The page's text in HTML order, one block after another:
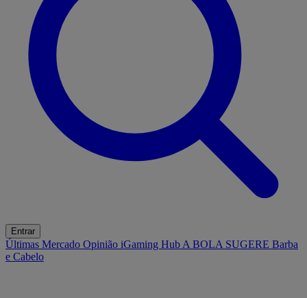
Entrar
Últimas Mercado Opinião iGaming Hub A BOLA SUGERE Barba
e Cabelo